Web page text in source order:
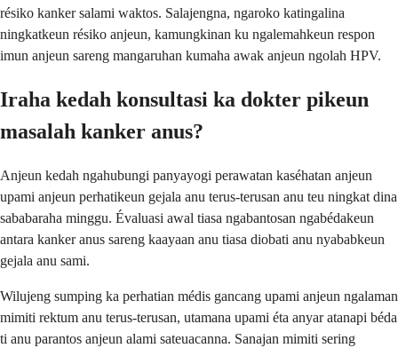
résiko kanker salami waktos. Salajengna, ngaroko katingalina
ningkatkeun résiko anjeun, kamungkinan ku ngalemahkeun respon
imun anjeun sareng mangaruhan kumaha awak anjeun ngolah HPV.
Iraha kedah konsultasi ka dokter pikeun
masalah kanker anus?
Anjeun kedah ngahubungi panyayogi perawatan kaséhatan anjeun
upami anjeun perhatikeun gejala anu terus-terusan anu teu ningkat dina
sababaraha minggu. Évaluasi awal tiasa ngabantosan ngabédakeun
antara kanker anus sareng kaayaan anu tiasa diobati anu nyababkeun
gejala anu sami.
Wilujeng sumping ka perhatian médis gancang upami anjeun ngalaman
mimiti rektum anu terus-terusan, utamana upami éta anyar atanapi béda
ti anu parantos anjeun alami sateuacanna. Sanajan mimiti sering